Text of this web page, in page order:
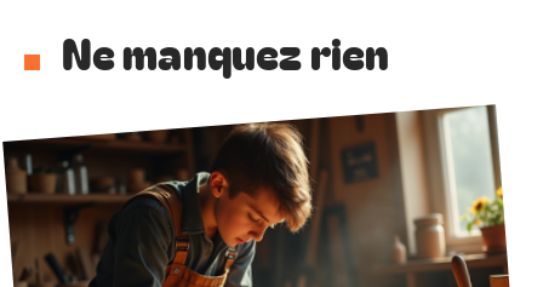
Ne manquez rien